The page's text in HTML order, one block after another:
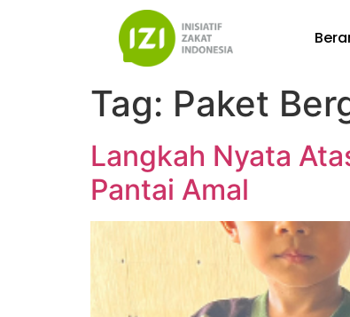
Tag: Paket
Langkah Nyata
Pantai Amal